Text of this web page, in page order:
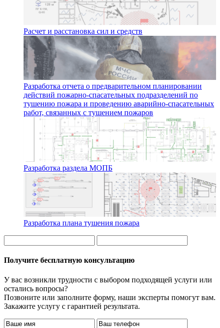
Расчет и расстановка сил и средств
Разработка отчета о предварительном планировании
действий пожарно-спасательных подразделений по
тушению пожара и проведению аварийно-спасательных
работ, связанных с тушением пожаров
Разработка раздела МОПБ
Разработка плана тушения пожара
Получите бесплатную консультацию
У вас возникли трудности с выбором подходящей услуги или
остались вопросы?
Позвоните или заполните форму, наши эксперты помогут вам.
Закажите услугу с гарантией результата.